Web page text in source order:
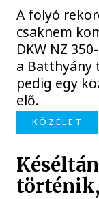
A folyó
csaknem
DKW NZ
a Batthyány
pedig egy
elő.
KÖZÉLET